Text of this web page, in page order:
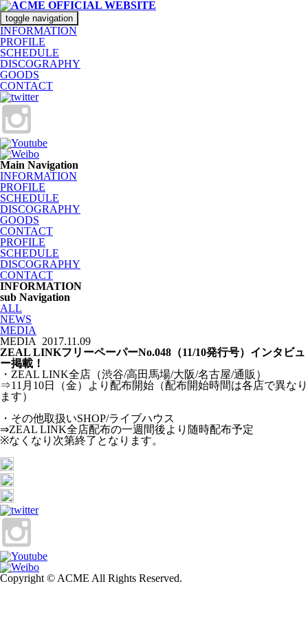
toggle navigation
INFORMATION
PROFILE
SCHEDULE
DISCOGRAPHY
GOODS
CONTACT
Main Navigation
INFORMATION
PROFILE
SCHEDULE
DISCOGRAPHY
GOODS
CONTACT
PROFILE
SCHEDULE
DISCOGRAPHY
CONTACT
INFORMATION
sub Navigation
ALL
NEWS
MEDIA
MEDIA
2017.11.09
ZEAL LINKフリーペーパーNo.048（11/10発行号）インタビュ
ー掲載！
・ZEAL LINK全店（渋谷/高田馬場/大阪/名古屋/通販）
⇒11月10日（金）より配布開始（配布開始時間は各店で異なり
ます）
・その他取扱いSHOP/ライブハウス
⇒ZEAL LINK全店配布の一週間後より随時配布予定
※なくなり次第終了となります。
Copyright © ACME All Rights Reserved.